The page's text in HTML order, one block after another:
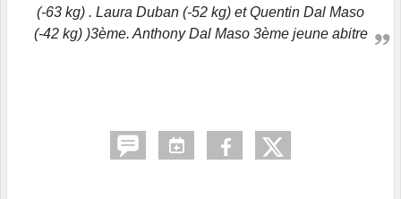
(-63 kg) . Laura Duban (-52 kg) et Quentin Dal Maso
(-42 kg) )3ème. Anthony Dal Maso 3ème jeune abitre